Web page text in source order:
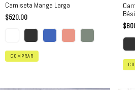
Camiseta Manga Larga
$520.00
COMPRAR